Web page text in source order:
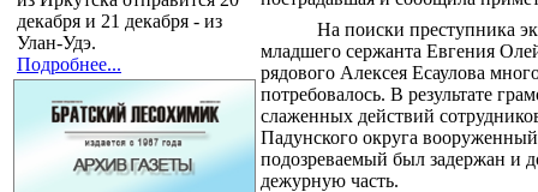
декабря и 21 декабря - из
Улан-Удэ.
Подробнее...
На поиски преступника
младшего сержанта Евгения
рядового Алексея Есаулова
потребовалось. В результате
слаженных действий
Падунского округа
подозреваемый был задержан и
дежурную часть.